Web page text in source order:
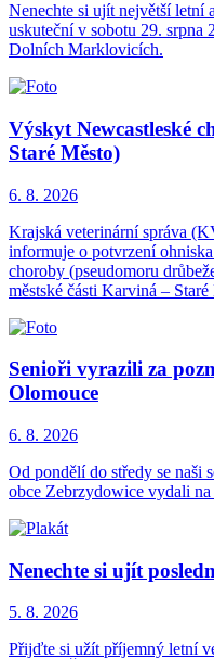
Nenechte si ujít největší letní
uskuteční v sobotu 29. srpna
Dolních Marklovicích.
Výskyt Newcastleské
Staré Město)
6. 8. 2026
Krajská veterinární správa
informuje o potvrzení
choroby (pseudomoru
městské části Karviná – Staré
Senioři vyrazili za
Olomouce
6. 8. 2026
Od pondělí do středy se naši
obce Zebrzydowice vydali
Nenechte si ujít
5. 8. 2026
Přijďte si užít příjemný letní